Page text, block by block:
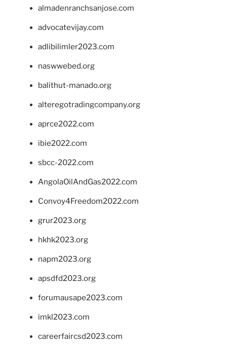
almadenranchsanjose.com
advocatevijay.com
adlibilimler2023.com
naswwebed.org
balithut-manado.org
alteregotradingcompany.org
aprce2022.com
ibie2022.com
sbcc-2022.com
AngolaOilAndGas2022.com
Convoy4Freedom2022.com
grur2023.org
hkhk2023.org
napm2023.org
apsdfd2023.org
forumausape2023.com
imkl2023.com
careerfaircsd2023.com